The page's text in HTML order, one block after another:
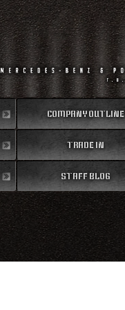
COMPANY OUTLINE
会社概要
TRADE IN
買取無料査定
STAFF BLOG
スタッフブログ